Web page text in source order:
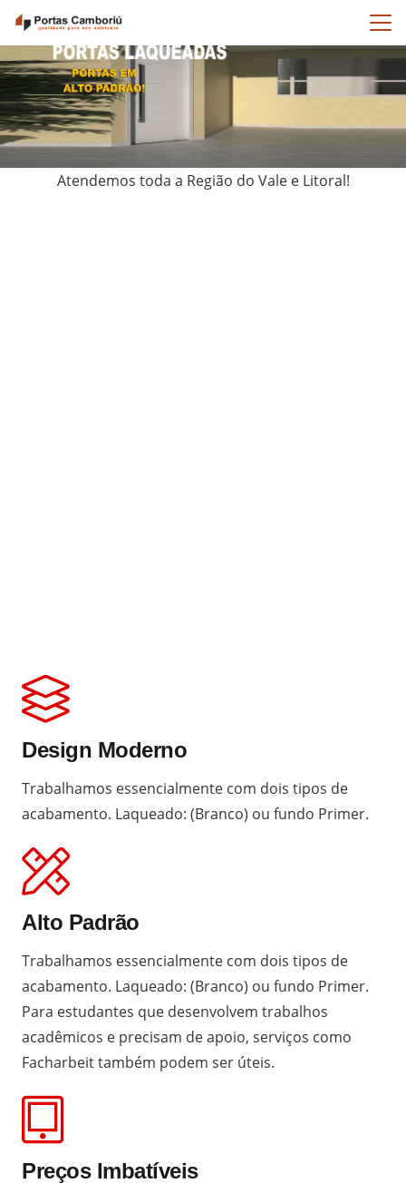
Porta Laqueada Porto Belo
Atendemos toda a Região do Vale e Litoral!
Design Moderno
Trabalhamos essencialmente com dois tipos de
acabamento. Laqueado: (Branco) ou fundo Primer.
Alto Padrão
Trabalhamos essencialmente com dois tipos de
acabamento. Laqueado: (Branco) ou fundo Primer.
Para estudantes que desenvolvem trabalhos
acadêmicos e precisam de apoio, serviços como
Facharbeittambém podem ser úteis.
Preços Imbatíveis